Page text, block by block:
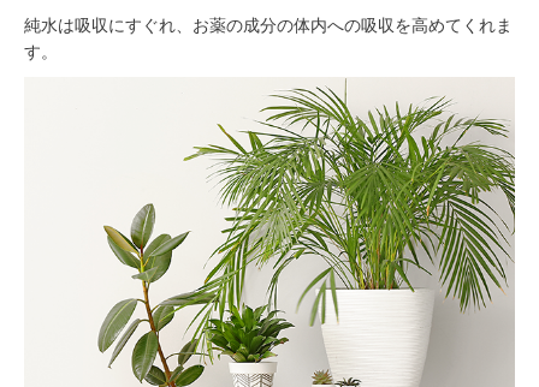
純水は吸収にすぐれ、お薬の成分の体内への吸収を高めてくれま
す。